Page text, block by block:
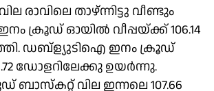
രാവിലെ താഴ്ന്നിട്ടു വീണ്ടും
ക്രൂഡ് ഓയിൽ വീപ്പയ്ക്ക് 106.14
ഡബ്ള്യുടിഐ ഇനം ക്രൂഡ്
ഡോളറിലേക്കു ഉയർന്നു.
ബാസ്കറ്റ് വില ഇന്നലെ 107.66